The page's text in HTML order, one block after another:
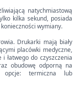
natychmiastową
kilka sekund, posiada
wymiany.
Drukarki mają biały
placówki medyczne,
łatwego do czyszczenia
obudowę odporną na
termiczna lub